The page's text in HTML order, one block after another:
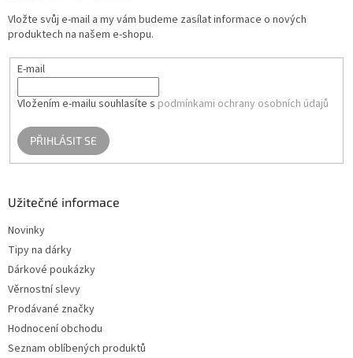
Vložte svůj e-mail a my vám budeme zasílat informace o nových
produktech na našem e-shopu.
E-mail
Vložením e-mailu souhlasíte s podmínkami ochrany osobních údajů
PŘIHLÁSIT SE
Užitečné informace
Novinky
Tipy na dárky
Dárkové poukázky
Věrnostní slevy
Prodávané značky
Hodnocení obchodu
Seznam oblíbených produktů